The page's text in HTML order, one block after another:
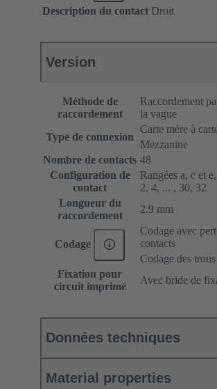
Description du contact Droit
Version
Méthode de
raccordement
Raccordement
la vague
Type de connexion
Carte mère à
Mezzanine
Nombre de contacts 48
Configuration de
contact
Rangées a, c et
2, 4, ... , 30, 32
Longueur du
raccordement
2.9 mm
Codage
Codage avec
contacts
Codage des trous
Fixation pour
circuit imprimé
Avec bride de
Données techniques
Material properties